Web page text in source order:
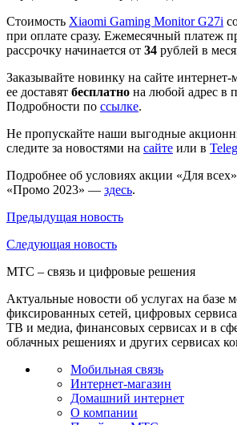
Стоимость Xiaomi Gaming Monitor G27i
при оплате сразу. Ежемесячный платеж
рассрочку начинается от 34 рублей в
Заказывайте новинку на сайте
ее доставят бесплатно на любой адрес в
Подробности по ссылке.
Не пропускайте наши выгодные
следите за новостями на сайте или в
Подробнее об условиях акции «Для
«Промо 2023» — здесь.
Предыдущая новость
Следующая новость
МТС – связь и цифровые решения
Актуальные новости об услугах на базе
фиксированных сетей, цифровых
ТВ и медиа, финансовых сервисах и в
облачных решениях и других сервисах
Мобильная связь
Интернет-магазин
Домашний интернет
О компании